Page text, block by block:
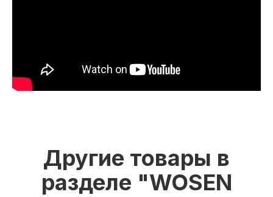
Другие товары в
разделе "WOSEN